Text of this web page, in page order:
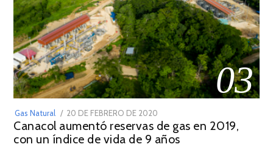
03
Gas Natural
POSTED
ON
20 DE FEBRERO DE 2020
DE
JULIO
Canacol aumentó reservas de gas en 2019,
con un índice de vida de 9 años